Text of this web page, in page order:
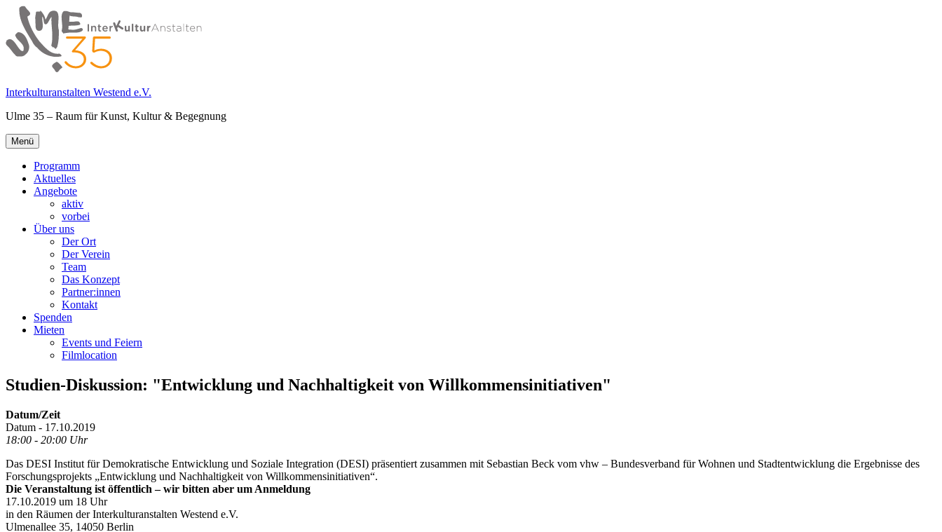
Springe
zum
Inhalt
Interkulturanstalten Westend e.V.
Ulme 35 – Raum für Kunst, Kultur & Begegnung
Primäres
Menü
Menü
Programm
Aktuelles
Angebote
aktiv
vorbei
Über uns
Der Ort
Der Verein
Team
Das Konzept
Partner:innen
Kontakt
Spenden
Mieten
Events und Feiern
Filmlocation
Studien-Diskussion: "Entwicklung und Nachhaltigkeit von Willkommensinitiativen"
Datum/Zeit
Datum - 17.10.2019
18:00 - 20:00 Uhr
Das DESI Institut für Demokratische Entwicklung und Soziale Integration (DESI) präsentiert zusammen mit Sebastian Beck vom vhw – Bundesverband für Wohnen und Stadtentwicklung die Ergebnisse des
Forschungsprojekts „Entwicklung und Nachhaltigkeit von Willkommensinitiativen“.
Die Veranstaltung ist öffentlich – wir bitten aber um Anmeldung
17.10.2019 um 18 Uhr
in den Räumen der Interkulturanstalten Westend e.V.
Ulmenallee 35, 14050 Berlin